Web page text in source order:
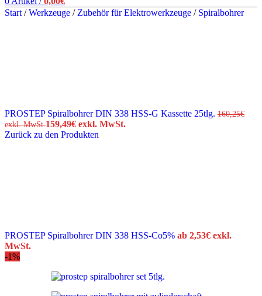
Start / Werkzeuge / Zubehör für Elektrowerkzeuge / Spiralbohrer
PROSTEP Spiralbohrer DIN 338 HSS-G Kassette 25tlg. 160,25€
exkl. MwSt.159,49€ exkl. MwSt.
Zurück zu den Produkten
PROSTEP Spiralbohrer DIN 338 HSS-Co5% ab 2,53€ exkl.
MwSt.
-1%